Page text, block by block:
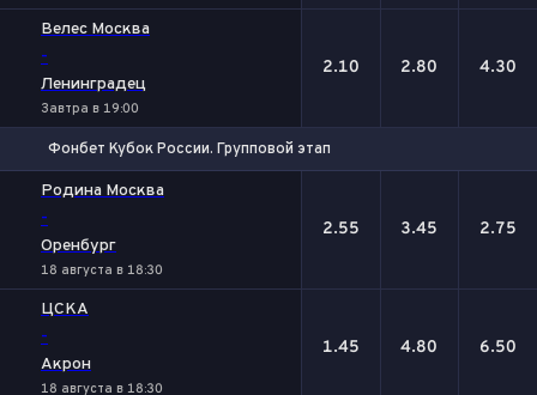
Велес Москва
-
Ленинградец
Завтра в 19:00
2.10 2.80 4.30
Фонбет Кубок России. Групповой этап
Родина Москва
-
Оренбург
18 августа в 18:30
2.55 3.45 2.75
ЦСКА
-
Акрон
18 августа в 18:30
1.45 4.80 6.50